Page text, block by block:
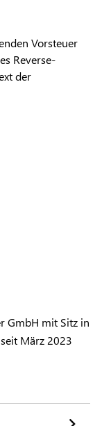
Vorsteuer
Reverse-
der
GmbH mit Sitz in
März 2023